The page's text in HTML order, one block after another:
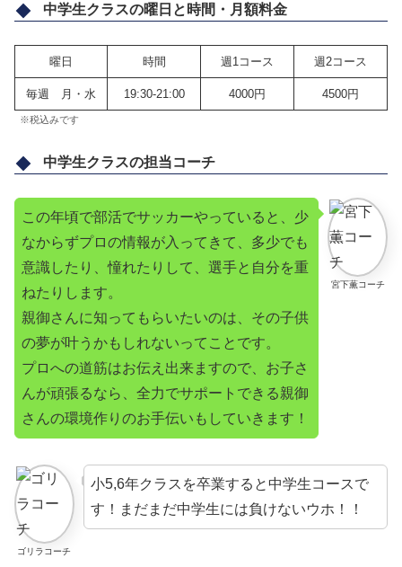
中学生クラスの曜日と時間・月額料金
曜日 時間 週1コース 週2コース
毎週 月・水 19:30-21:00 4000円 4500円
※税込みです
中学生クラスの担当コーチ
宮下薫コーチ
この年頃で部活でサッカーやっていると、少
なからずプロの情報が入ってきて、多少でも
意識したり、憧れたりして、選手と自分を重
ねたりします。
親御さんに知ってもらいたいのは、その子供
の夢が叶うかもしれないってことです。
プロへの道筋はお伝え出来ますので、お子さ
んが頑張るなら、全力でサポートできる親御
さんの環境作りのお手伝いもしていきます！
ゴリラコーチ
小5,6年クラスを卒業すると中学生コースで
す！まだまだ中学生には負けないウホ！！